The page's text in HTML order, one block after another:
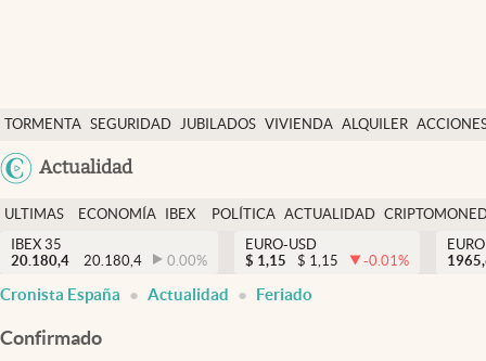
TORMENTA SEGURIDAD JUBILADOS VIVIENDA ALQUILER
Actualidad
Economía y finanzas
Política
Actualidad
Criptomonedas
España
ULTIMAS
NOTICIAS
ECONOMÍA
FINANZAS
IBEX
EURO
POLÍTICA ACTUALIDAD
IBEX 35
20.180,4
20.180,4 0.00%
EURO-USD
$ 1,15 $ 1,15 -0.01%
Cronista España Actualidad Feriado
Confirmado